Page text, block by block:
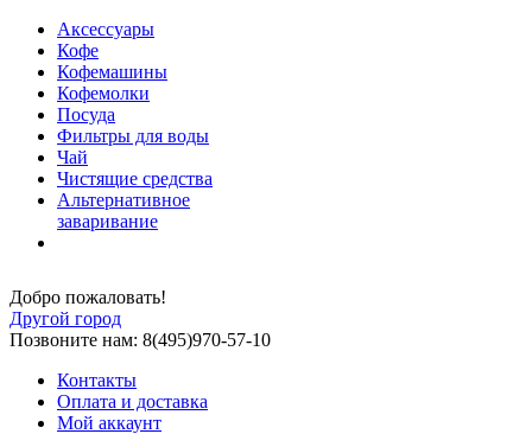
Аксессуары
Кофе
Кофемашины
Кофемолки
Посуда
Фильтры для воды
Чай
Чистящие средства
Альтернативное
заваривание
Добро пожаловать!
Другой город
Позвоните нам: 8(495)970-57-10
Контакты
Оплата и доставка
Мой аккаунт